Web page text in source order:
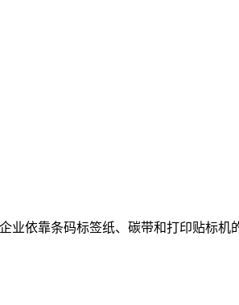
依靠条码标签纸、碳带和打印贴标